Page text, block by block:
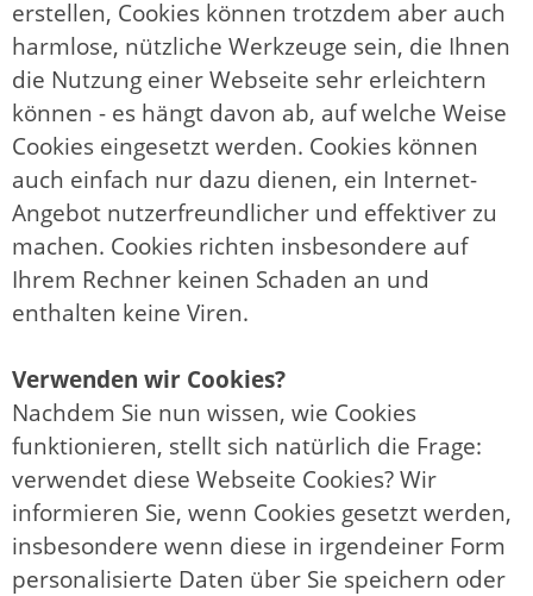
erstellen, Cookies können trotzdem aber auch
harmlose, nützliche Werkzeuge sein, die Ihnen
die Nutzung einer Webseite sehr erleichtern
können - es hängt davon ab, auf welche Weise
Cookies eingesetzt werden. Cookies können
auch einfach nur dazu dienen, ein Internet-
Angebot nutzerfreundlicher und effektiver zu
machen. Cookies richten insbesondere auf
Ihrem Rechner keinen Schaden an und
enthalten keine Viren.
Verwenden wir Cookies?
Nachdem Sie nun wissen, wie Cookies
funktionieren, stellt sich natürlich die Frage:
verwendet diese Webseite Cookies? Wir
informieren Sie, wenn Cookies gesetzt werden,
insbesondere wenn diese in irgendeiner Form
personalisierte Daten über Sie speichern oder